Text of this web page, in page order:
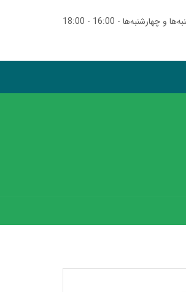
و چهارشنبه‌ها - 16:00 - 18:00